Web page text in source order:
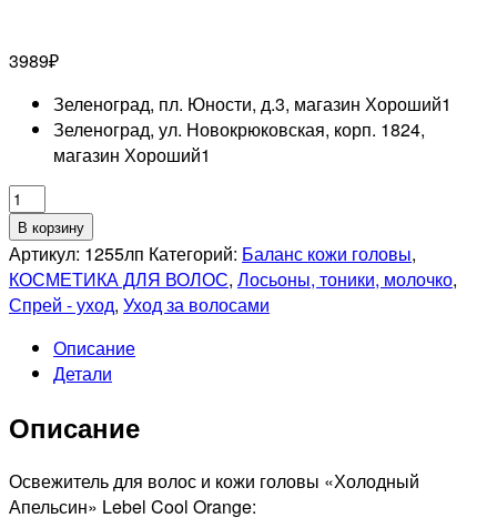
3989₽
Зеленоград, пл. Юности, д.3, магазин Хороший1
Зеленоград, ул. Новокрюковская, корп. 1824,
магазин Хороший1
Количество
товара
LEBEL
PROFESSIONNEL
COOL
Освежитель
для
и
головы,
225мл
В корзину
Артикул: 1255лп Категорий: Баланс кожи головы,
КОСМЕТИКА ДЛЯ ВОЛОС, Лосьоны, тоники, молочко,
Спрей - уход, Уход за волосами
Описание
Детали
Описание
Освежитель для волос и кожи головы «Холодный
Апельсин» Lebel Cool Orange: